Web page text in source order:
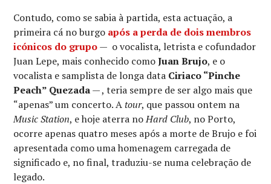
Contudo, como se sabia à partida, esta actuação, a
primeira cá no burgo após a perda de dois membros
icónicos do grupo— o vocalista, letrista e cofundador
Juan Lepe, mais conhecido comoJuan Brujo, e o
vocalista e samplista de longa data Ciriaco “Pinche
Peach” Quezada— , teria sempre de ser algo mais que
“apenas” um concerto. Atour, que passou ontem na
Music Station, e hoje aterra noHard Club, no Porto,
ocorre apenas quatro meses após a morte de Brujo e foi
apresentada como uma homenagem carregada de
significado e, no final, traduziu-se numa celebração de
legado.